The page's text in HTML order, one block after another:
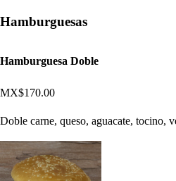
Hamburguesas
Hamburguesa Doble
MX$170.00
Doble carne, queso, aguacate, tocino,